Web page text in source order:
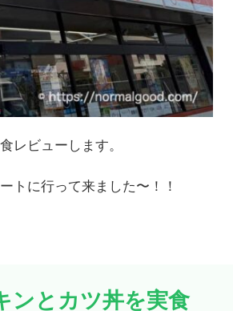
レビューします。
トに行って来ました〜！！
ンとカツ丼を実食